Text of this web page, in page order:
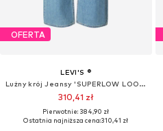
OFERTA
LEVI'S ®
Lużny krój Jeansy 'SUPERLOW LOOSE'
310,41 zł
Pierwotnie: 384,90 zł
Ostatnia najniższa cena:310,41 zł